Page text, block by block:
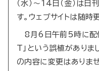
（水）～14日（金）は
す。ウェブサイトは随時
8月6日午前5時に配
T」という誤植がありま
の内容に変更はありませ